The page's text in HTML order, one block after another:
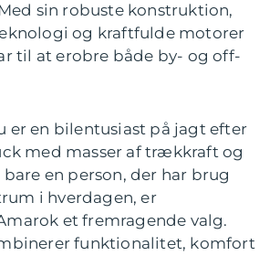
sin robuste konstruktion,
og kraftfulde motorer
til at erobre både by- og off-
er en bilentusiast på jagt efter
med masser af trækkraft og
en person, der har brug
i hverdagen, er
et fremragende valg.
funktionalitet, komfort